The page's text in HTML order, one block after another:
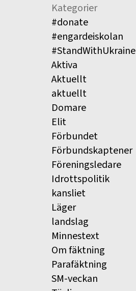
Kategorier
#donate
#engardeiskolan
#StandWithUkraine
Aktiva
Aktuellt
aktuellt
Domare
Elit
Förbundet
Förbundskaptener
Föreningsledare
Idrottspolitik
kansliet
Läger
landslag
Minnestext
Om fäktning
Parafäktning
SM-veckan